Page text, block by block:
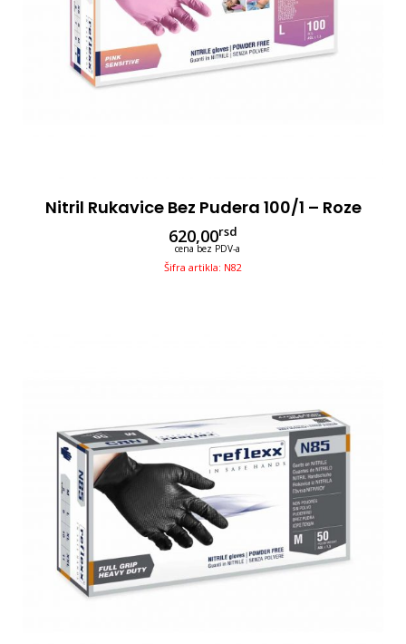
Nitril Rukavice Bez Pudera 100/1 – Roze
620,00rsd
cena bez PDV-a
Šifra artikla: N82